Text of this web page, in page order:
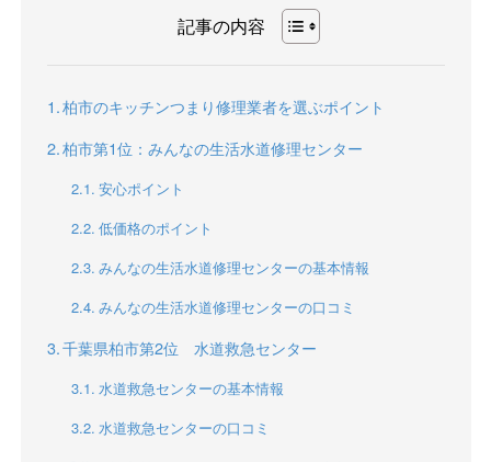
記事の内容
柏市のキッチンつまり修理業者を選ぶポイント
柏市第1位：みんなの生活水道修理センター
安心ポイント
低価格のポイント
みんなの生活水道修理センターの基本情報
みんなの生活水道修理センターの口コミ
千葉県柏市第2位 水道救急センター
水道救急センターの基本情報
水道救急センターの口コミ